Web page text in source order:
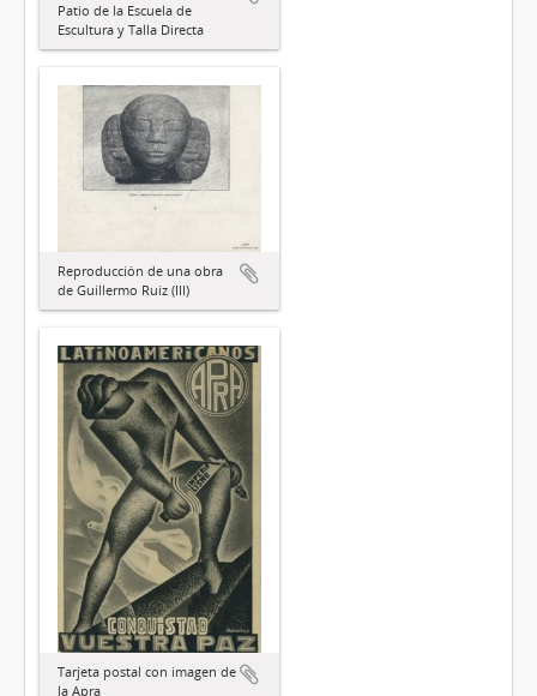
Patio de la Escuela de
Escultura y Talla Directa
Reproducción de una obra
de Guillermo Ruiz (III)
Tarjeta postal con imagen de
la Apra